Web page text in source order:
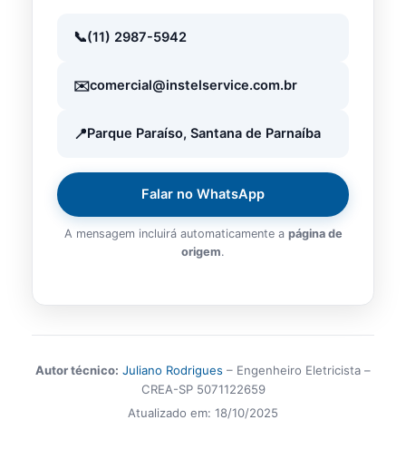
(11) 2987-5942
comercial@instelservice.com.br
Parque Paraíso, Santana de Parnaíba
Falar no WhatsApp
A mensagem incluirá automaticamente a página de
origem.
Autor técnico: Juliano Rodrigues – Engenheiro Eletricista –
CREA-SP 5071122659
Atualizado em: 18/10/2025